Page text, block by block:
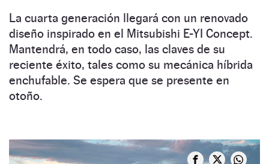
La cuarta generación llegará con un renovado
diseño inspirado en el Mitsubishi E-YI Concept.
Mantendrá, en todo caso, las claves de su
reciente éxito, tales como su mecánica híbrida
enchufable. Se espera que se presente en
otoño.